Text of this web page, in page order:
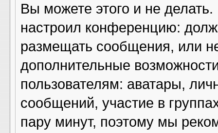
Вы можете этого и не делать.
настроил конференцию:
размещать сообщения, или
дополнительные
пользователям: аватары,
сообщений, участие в
пару минут, поэтому мы